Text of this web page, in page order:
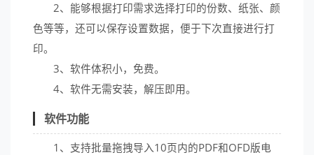
2、能够根据打印需求选择打印的份数、纸张、颜
色等等，还可以保存设置数据，便于下次直接进行打
印。
3、软件体积小，免费。
4、软件无需安装，解压即用。
软件功能
1、支持批量拖拽导入10页内的PDF和OFD版电